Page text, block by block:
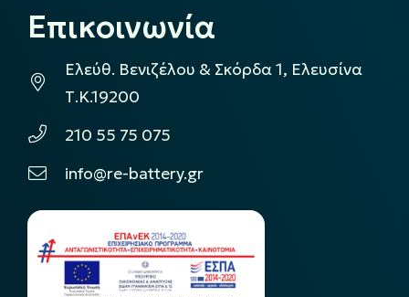
Επικοινωνία
Ελεύθ. Βενιζέλου & Σκόρδα 1, Ελευσίνα
Τ.Κ.19200
210 55 75 075
info@re-battery.gr